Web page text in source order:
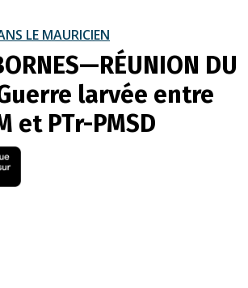
LE MAURICIEN
DU
Guerre larvée entre
et PTr-PMSD